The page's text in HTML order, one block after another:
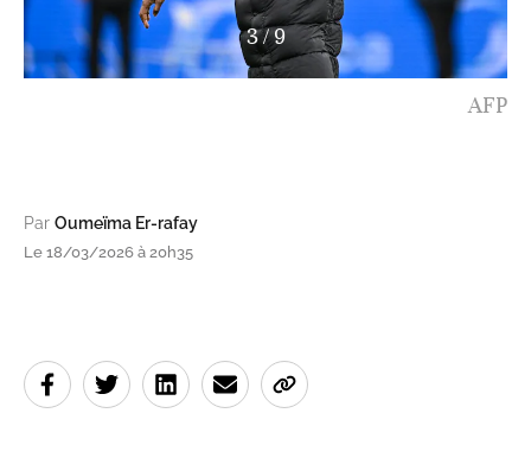
4/9
AFP
Par Oumeïma Er-rafay
Le 18/03/2026 à 20h35